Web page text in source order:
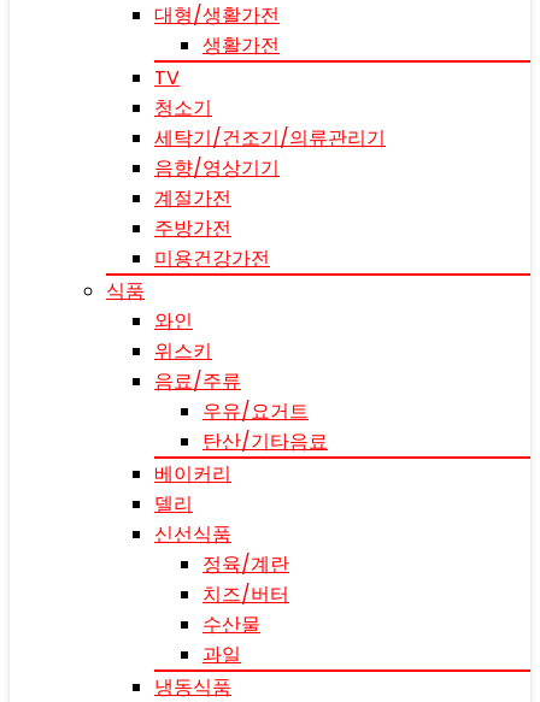
대형/생활가전
생활가전
TV
청소기
세탁기/건조기/의류관리기
음향/영상기기
계절가전
주방가전
미용건강가전
식품
와인
위스키
음료/주류
우유/요거트
탄산/기타음료
베이커리
델리
신선식품
정육/계란
치즈/버터
수산물
과일
냉동식품